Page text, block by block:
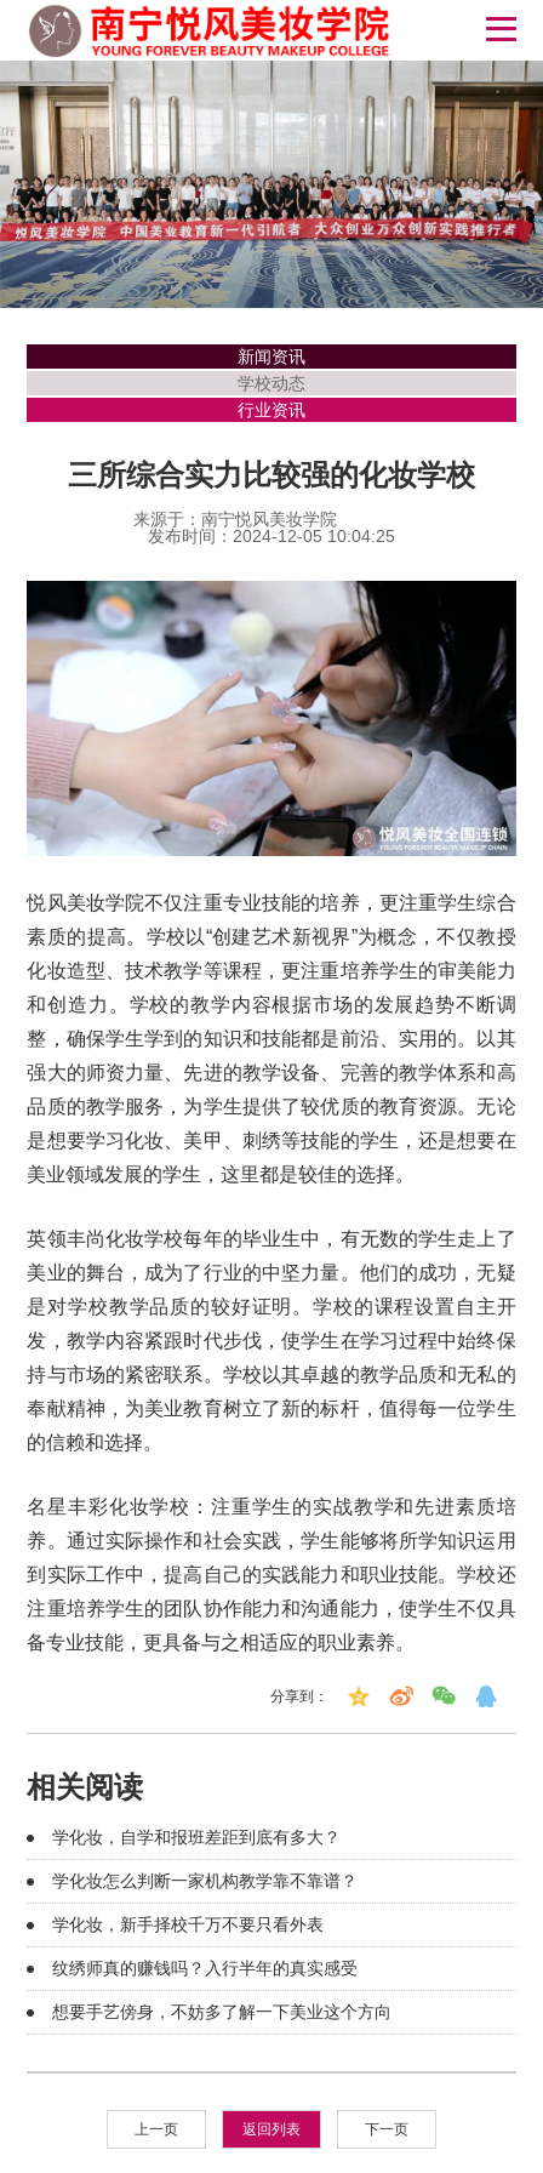
新闻资讯
学校动态
行业资讯
三所综合实力比较强的化妆学校
来源于：南宁悦风美妆学院
发布时间：2024-12-05 10:04:25
悦风美妆学院不仅注重专业技能的培养，更注重学生综合
素质的提高。学校以“创建艺术新视界”为概念，不仅教授
化妆造型、技术教学等课程，更注重培养学生的审美能力
和创造力。学校的教学内容根据市场的发展趋势不断调
整，确保学生学到的知识和技能都是前沿、实用的。以其
强大的师资力量、先进的教学设备、完善的教学体系和高
品质的教学服务，为学生提供了较优质的教育资源。无论
是想要学习化妆、美甲、刺绣等技能的学生，还是想要在
美业领域发展的学生，这里都是较佳的选择。
英领丰尚化妆学校每年的毕业生中，有无数的学生走上了
美业的舞台，成为了行业的中坚力量。他们的成功，无疑
是对学校教学品质的较好证明。学校的课程设置自主开
发，教学内容紧跟时代步伐，使学生在学习过程中始终保
持与市场的紧密联系。学校以其卓越的教学品质和无私的
奉献精神，为美业教育树立了新的标杆，值得每一位学生
的信赖和选择。
名星丰彩化妆学校：注重学生的实战教学和先进素质培
养。通过实际操作和社会实践，学生能够将所学知识运用
到实际工作中，提高自己的实践能力和职业技能。学校还
注重培养学生的团队协作能力和沟通能力，使学生不仅具
备专业技能，更具备与之相适应的职业素养。
分享到：
相关阅读
学化妆，自学和报班差距到底有多大？
学化妆怎么判断一家机构教学靠不靠谱？
学化妆，新手择校千万不要只看外表
纹绣师真的赚钱吗？入行半年的真实感受
想要手艺傍身，不妨多了解一下美业这个方向
上一页 返回列表 下一页